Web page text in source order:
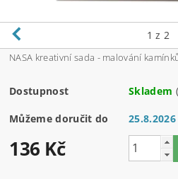
1 z 2
NASA kreativní sada - malování
Dostupnost Skladem
Můžeme doručit do 25.8.2026
136 Kč